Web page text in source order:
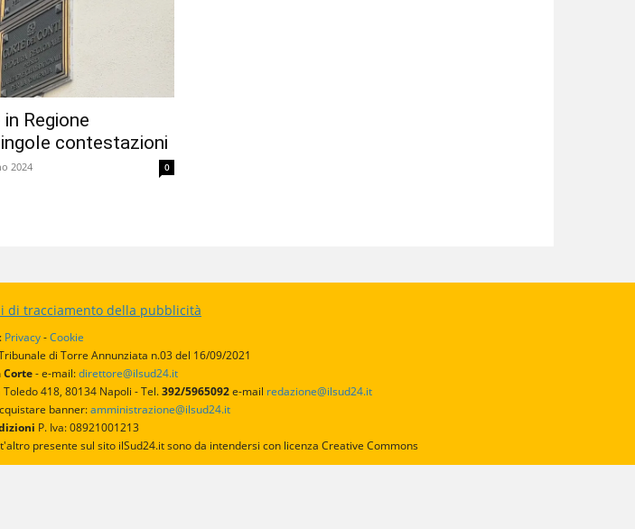
Regione
contestazioni
2024 0
di tracciamento della pubblicità
Privacy-Cookie
di Torre Annunziata n.03 del 16/09/2021
- e-mail:direttore@ilsud24.it
418, 80134 Napoli - Tel.392/5965092e-mail redazione@ilsud24.it
banner:amministrazione@ilsud24.it
P. Iva: 08921001213
presente sul sito ilSud24.it sono da intendersi con licenza Creative Commons